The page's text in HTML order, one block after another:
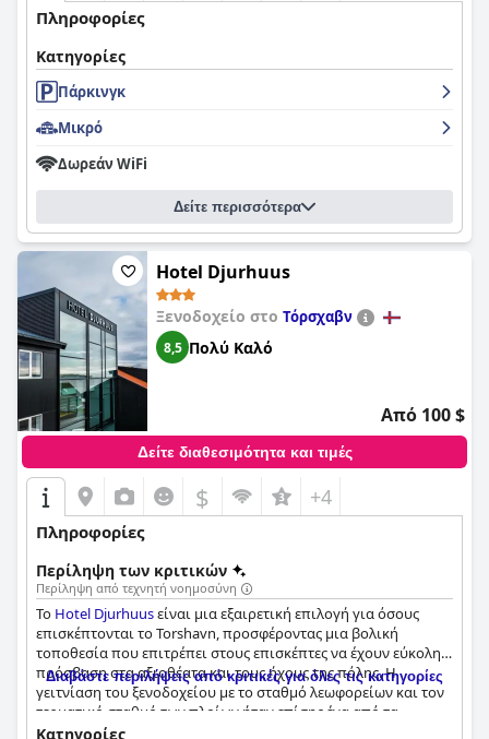
Πληροφορίες
Κατηγορίες
Πάρκινγκ
Μικρό
Δωρεάν WiFi
Δείτε περισσότερα
Hotel Djurhuus
Ξενοδοχείο στο Τόρσχαβν
8,5 Πολύ Καλό
Από 100 $
Δείτε διαθεσιμότητα και τιμές
$ +4
Πληροφορίες
Περίληψη των κριτικών
Περίληψη από τεχνητή νοημοσύνη
Το Hotel Djurhuusείναι μια εξαιρετική επιλογή για όσους
επισκέπτονται το Torshavn, προσφέροντας μια βολική
τοποθεσία που επιτρέπει στους επισκέπτες να έχουν εύκολη
πρόσβαση στα αξιοθέατα και τους ήχους της πόλης. Η
γειτνίαση του ξενοδοχείου με το σταθμό λεωφορείων και τον
τερματικό σταθμό των πλοίων ήταν επίσης ένα από τα
σημαντικότερα σημεία για τους επισκέπτες, καθιστώντας
Διαβάστε περιλήψεις από κριτικές για όλες τις κατηγορίες
Κατηγορίες